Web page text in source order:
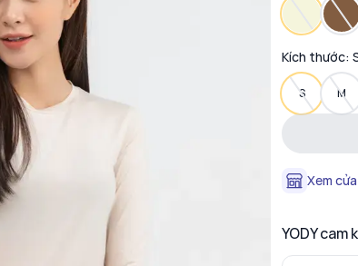
Kích thước:
S M
Xem
YODY cam